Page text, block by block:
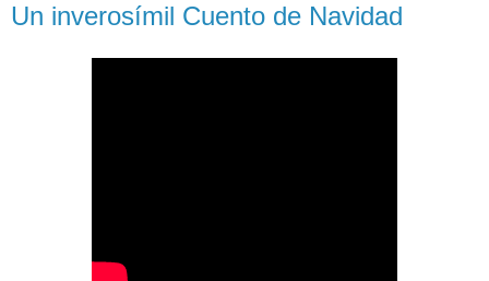
Un inverosímil Cuento de Navidad